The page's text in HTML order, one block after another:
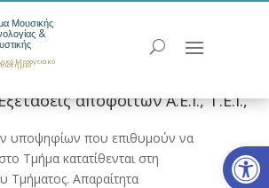
Μουσικής
&
Μεσογειακό
αποφοίτων Α.Ε.Ι., Τ.Ε.Ι.,
υποψηφίων που επιθυμούν να
Τμήμα κατατίθενται στη
Τμήματος. Απαραίτητα